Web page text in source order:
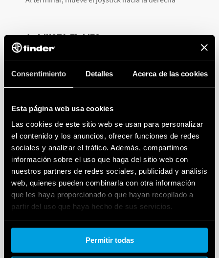
Consentimiento Detalles Acerca de las cookies
Esta página web usa cookies
Las cookies de este sitio web se usan para personalizar
el contenido y los anuncios, ofrecer funciones de redes
sociales y analizar el tráfico. Además, compartimos
información sobre el uso que haga del sitio web con
nuestros partners de redes sociales, publicidad y análisis
web, quienes pueden combinarla con otra información
que les haya proporcionado o que hayan recopilado a
partir del uso que haya hecho de sus servicios.
Cookie policy.
Permitir todas
6. AJUSTA EL MES
hacia abajo.
Al terminar, mueve el joystick hacia la derecha.
7. AJUSTA LA HORA
Elige la hora moviendo el joystick hacia arriba o hacia
Recuerda que debe estar en formato 24 h. Por